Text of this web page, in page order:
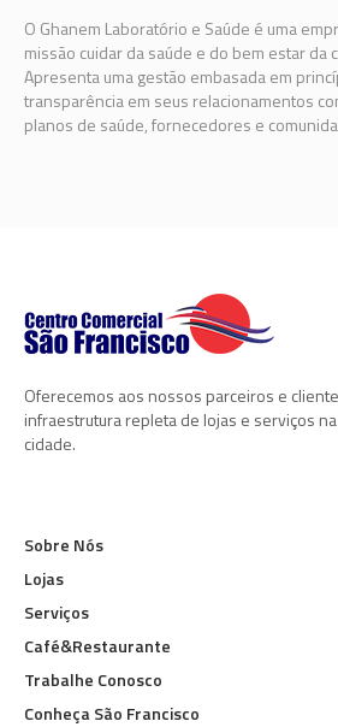
O Ghanem Laboratório e Saúde é uma
missão cuidar da saúde e do bem estar da
Apresenta uma gestão embasada em p
transparência em seus relacionamentos
planos de saúde, fornecedores e
Oferecemos aos nossos parceiros e
infraestrutura repleta de lojas e serviços
cidade.
Sobre Nós
Lojas
Serviços
Café&Restaurante
Trabalhe Conosco
Conheça São Francisco